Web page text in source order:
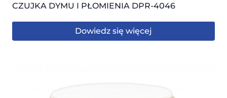
CZUJKA DYMU I PŁOMIENIA DPR-4046
Dowiedz się więcej